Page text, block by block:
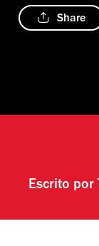
Share
Escrito por